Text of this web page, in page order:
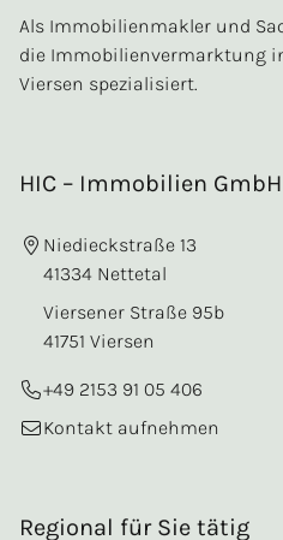
Als Immobilienmakler und
die Immobilienvermarktung
Viersen spezialisiert.
HIC – Immobilien GmbH
Niedieckstraße 13
41334 Nettetal
Viersener Straße 95b
41751 Viersen
+49 2153 91 05 406
Kontakt aufnehmen
Regional für Sie tätig